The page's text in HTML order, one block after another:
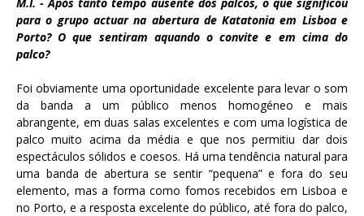
para o grupo actuar na abertura de Katatonia em Lisboa e
Porto? O que sentiram aquando o convite e em cima do
palco?
Foi obviamente uma oportunidade excelente para levar o som
da banda a um público menos homogéneo e mais
abrangente, em duas salas excelentes e com uma logística de
palco muito acima da média e que nos permitiu dar dois
espectáculos sólidos e coesos. Há uma tendência natural para
uma banda de abertura se sentir “pequena” e fora do seu
elemento, mas a forma como fomos recebidos em Lisboa e
no Porto, e a resposta excelente do público, até fora do palco,